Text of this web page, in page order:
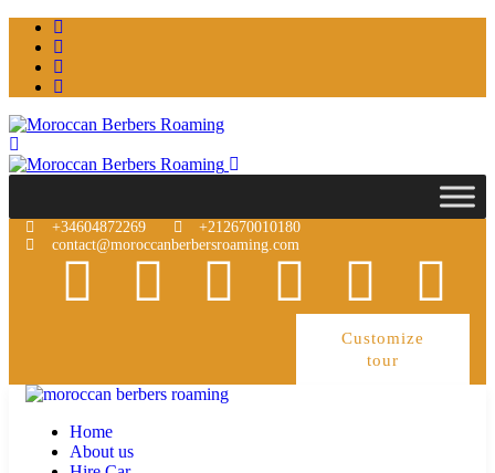
+34604872269
+212670010180
contact@moroccanberbersroaming.com
Customize
tour
Home
About us